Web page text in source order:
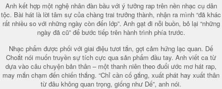
Anh kết hợp một nghệ nhân đàn bầu với ý tưởng rap trên nền nhạc cụ dân
tộc. Bài hát là lời tâm sự của chàng trai trưởng thành, nhận ra mình “đã khác
rất nhiều so với những ngày còn đến lớp”. Anh gạt đi nỗi buồn, bỏ lại “những
ngày đã cũ” để bước tiếp trên hành trình phía trước.
Nhạc phẩm được phối với giai điệu tươi tắn, gợi cảm hứng lạc quan. Dế
Choắt nói muốn truyền sự tích cực qua sản phẩm đầu tay. Anh viết ca từ
dựa vào câu chuyện bản thân – một thanh niên theo đuổi ước mơ hát rap,
may mắn chạm đến chiến thắng. “Chỉ cần cố gắng, xuất phát hay xuất thân
từ đâu không quan trọng, giống như Dế”, anh nói.